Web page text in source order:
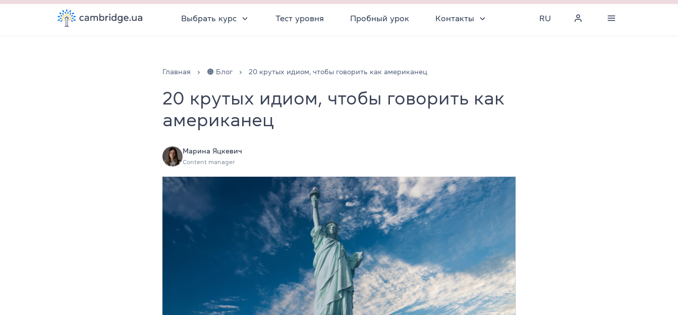
Выбрать курс Тест уровня Пробный урок Контакты RU
Главная 🟠 Блог 20 крутых идиом, чтобы говорить как американец
20 крутых идиом, чтобы говорить как
американец
Марина Яцкевич
Content manager